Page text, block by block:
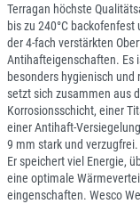
Terragan höchste
bis zu 240°C
der 4-fach verstärkten
Antihafteigenschaften. Es
besonders hygienisch und
setzt sich zusammen aus
Korrosionsschicht, einer
einer Antihaft-
9 mm stark und verzugfrei.
Er speichert viel Energie,
eine optimale
eingenschaften. Wesco